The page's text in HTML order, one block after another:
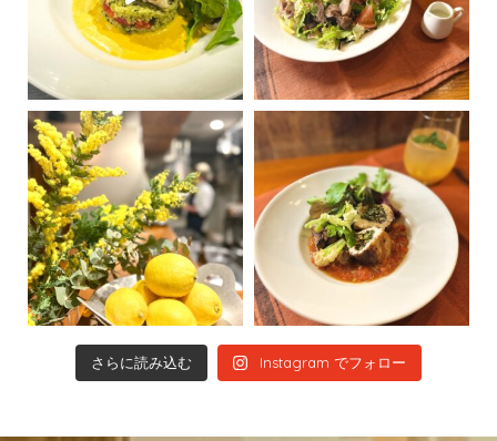
さらに読み込む Instagram でフォロー